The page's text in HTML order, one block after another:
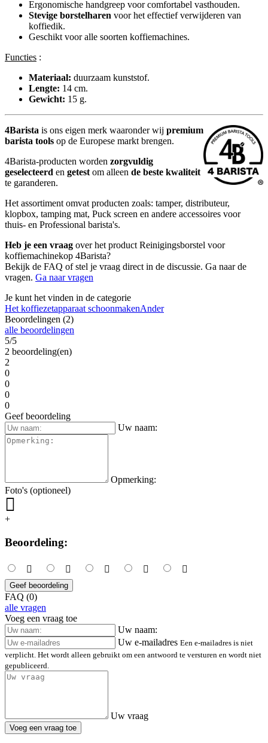
Ergonomische handgreep voor comfortabel vasthouden.
Stevige borstelharen voor het effectief verwijderen van
koffiedik.
Geschikt voor alle soorten koffiemachines.
Functies :
Materiaal: duurzaam kunststof.
Lengte: 14 cm.
Gewicht: 15 g.
4Barista is ons eigen merk waaronder wij premium
barista tools op de Europese markt brengen.
4Barista-producten worden zorgvuldig
geselecteerd en getest om alleen de beste kwaliteit
te garanderen.
Het assortiment omvat producten zoals: tamper, distributeur,
klopbox, tamping mat, Puck screen en andere accessoires voor
thuis- en Professional barista's.
Heb je een vraag over het product Reinigingsborstel voor
koffiemachinekop 4Barista?
Bekijk de FAQ of stel je vraag direct in de discussie. Ga naar de
vragen. Ga naar vragen
Je kunt het vinden in de categorie
Het koffiezetapparaat schoonmakenAnder
Beoordelingen (2)
alle beoordelingen
5/5
2 beoordeling(en)
2
0
0
0
0
Geef beoordeling
Uw naam:
Opmerking:
Foto's (optioneel)
+
Beoordeling:
Geef beoordeling
FAQ (0)
alle vragen
Voeg een vraag toe
Uw naam:
Uw e-mailadres Een e-mailadres is niet
verplicht. Het wordt alleen gebruikt om een antwoord te versturen en wordt niet
gepubliceerd.
Uw vraag
Voeg een vraag toe